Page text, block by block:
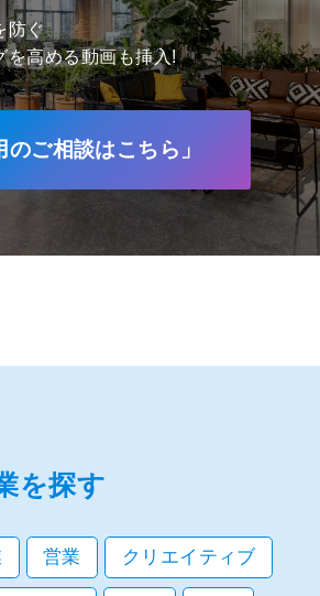
防ぐ
を高める動画も挿入!
のご相談はこちら」
を探す
営業 クリエイティブ